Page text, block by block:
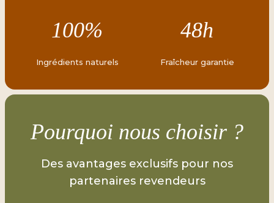
100%
Ingrédients naturels
48h
Fraîcheur garantie
Pourquoi nous choisir ?
Des avantages exclusifs pour nos
partenaires revendeurs